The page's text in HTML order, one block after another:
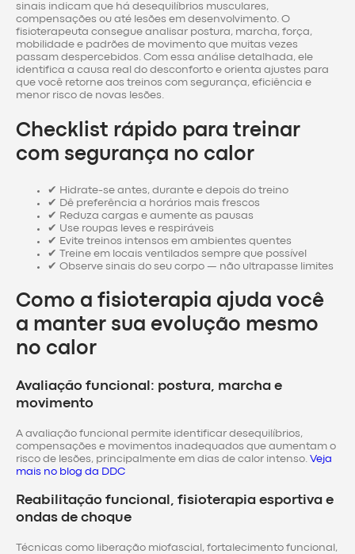
sinais indicam que há desequilíbrios musculares,
compensações ou até lesões em desenvolvimento. O
fisioterapeuta consegue analisar postura, marcha, força,
mobilidade e padrões de movimento que muitas vezes
passam despercebidos. Com essa análise detalhada, ele
identifica a causa real do desconforto e orienta ajustes para
que você retorne aos treinos com segurança, eficiência e
menor risco de novas lesões.
Checklist rápido para treinar
com segurança no calor
✔ Hidrate-se antes, durante e depois do treino
✔ Dê preferência a horários mais frescos
✔ Reduza cargas e aumente as pausas
✔ Use roupas leves e respiráveis
✔ Evite treinos intensos em ambientes quentes
✔ Treine em locais ventilados sempre que possível
✔ Observe sinais do seu corpo — não ultrapasse limites
Como a fisioterapia ajuda você
a manter sua evolução mesmo
no calor
Avaliação funcional: postura, marcha e
movimento
A avaliação funcional permite identificar desequilíbrios,
compensações e movimentos inadequados que aumentam o
risco de lesões, principalmente em dias de calor intenso. Veja
mais no blog da DDC
Reabilitação funcional, fisioterapia esportiva e
ondas de choque
Técnicas como liberação miofascial, fortalecimento funcional,